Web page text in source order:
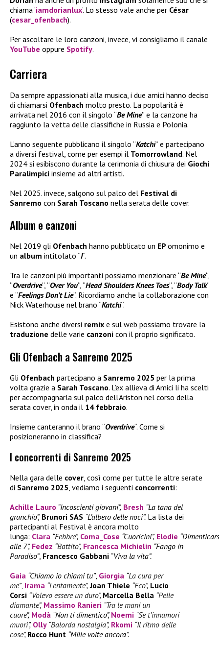
chiama ‘iamdorianlux‘. Lo stesso vale anche per César
(cesar_ofenbach).
Per ascoltare le loro canzoni, invece, vi consigliamo il canale
YouTube oppure Spotify.
Carriera
Da sempre appassionati alla musica, i due amici hanno deciso
di chiamarsi Ofenbach molto presto. La popolarità è
arrivata nel 2016 con il singolo “Be Mine” e la canzone ha
raggiunto la vetta delle classifiche in Russia e Polonia.
L’anno seguente pubblicano il singolo “Katchi” e partecipano
a diversi festival, come per esempi il Tomorrowland. Nel
2024 si esibiscono durante la cerimonia di chiusura dei Giochi
Paralimpici insieme ad altri artisti.
Nel 2025. invece, salgono sul palco del Festival di
Sanremo con Sarah Toscano nella serata delle cover.
Album e canzoni
Nel 2019 gli Ofenbach hanno pubblicato un EP omonimo e
un album intitolato “I“.
Tra le canzoni più importanti possiamo menzionare “Be Mine“,
“Overdrive“, “Over You“, “Head Shoulders Knees Toes“, “Body Talk”
e “Feelings Don’t Lie“. Ricordiamo anche la collaborazione con
Nick Waterhouse nel brano “Katchi“.
Esistono anche diversi remix e sul web possiamo trovare la
traduzione delle varie canzoni con il proprio significato.
Gli Ofenbach a Sanremo 2025
Gli Ofenbach partecipano a Sanremo 2025 per la prima
volta grazie a Sarah Toscano. L’ex allieva di Amici li ha scelti
per accompagnarla sul palco dell’Ariston nel corso della
serata cover, in onda il 14 febbraio.
Insieme canteranno il brano “Overdrive“. Come si
posizioneranno in classifica?
I concorrenti di Sanremo 2025
Nella gara delle cover , così come per tutte le altre serate
di Sanremo 2025 , vediamo i seguenti concorrenti:
Achille Lauro “Incoscienti giovani”, Bresh “La tana del
granchio”, Brunori SAS “L’albero delle noci”. La lista dei
partecipanti al Festival è ancora molto
lunga: Clara “Febbre”, Coma_Cose “Cuoricini”, Elodie
alle 7”, Fedez “Battito”, Francesca Michielin “Fango in
Paradiso”, Francesco Gabbani “Viva la vita”.
Gaia “Chiamo io chiami tu”, Giorgia “La cura per
me”, Irama “Lentamente”, Joan Thiele “Eco”, Lucio
Corsi “Volevo essere un duro”, Marcella Bella “Pelle
diamante”, Massimo Ranieri “Tra le mani un
cuore”, Modà “Non ti dimentico”, Noemi “Se t’innamori
muori”, Olly “Balorda nostalgia”, Rkomi “Il ritmo delle
cose”, Rocco Hunt “Mille volte ancora”.